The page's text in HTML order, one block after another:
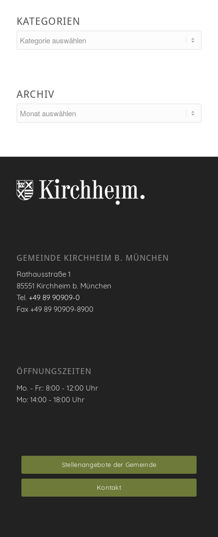
KATEGORIEN
ARCHIV
GEMEINDE KIRCHHEIM B. MÜNCHEN
Rathausstraße 1
85551 Kirchheim b. München
Tel. +49 89 90909-0
Fax +49 89 90909-8900
ÖFFNUNGSZEITEN
Mo. - Fr.: 8:00 - 12:00 Uhr
Mo: 14:00 - 18:00 Uhr
Stellenangebote der Gemeinde
Kontakt